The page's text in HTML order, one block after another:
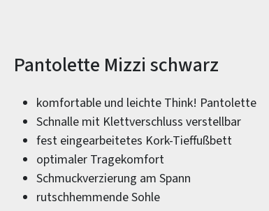
Produktinformationen
Pantolette Mizzi schwarz
komfortable und leichte Think! Pantolette
Schnalle mit Klettverschluss verstellbar
fest eingearbeitetes Kork-Tieffußbett
optimaler Tragekomfort
Schmuckverzierung am Spann
rutschhemmende Sohle